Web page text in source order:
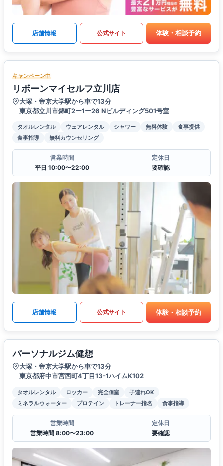
店舗情報 公式サイト 体験・相談予約
キャンペーン中
リボーンマイセルフ立川店
大塚・帝京大学駅から車で13分
東京都立川市錦町2ー1ー26 Nビルディング501号室
タオルレンタル ウェアレンタル シャワー 無料体験
食事提供
食事指導
無料カウンセリング
営業時間
平日 10:00〜22:00
定休日
要確認
店舗情報 公式サイト 体験・相談予約
パーソナルジム健想
大塚・帝京大学駅から車で13分
東京都府中市宮西町4丁目13-1ハイムK102
タオルレンタル ロッカー 完全個室
子連れOK
ミネラルウォーター
プロテイン トレーナー指名 食事指導
営業時間
営業時間 8:00〜23:00
定休日
要確認